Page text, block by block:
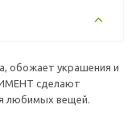
обожает украшения и
сделают
любимых вещей.